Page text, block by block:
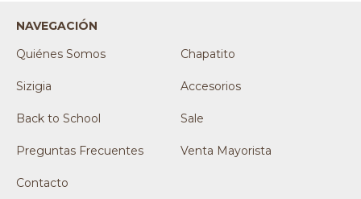
NAVEGACIÓN
Quiénes Somos
Chapatito
Sizigia Accesorios
Back to School Sale
Preguntas Frecuentes Venta Mayorista
Contacto